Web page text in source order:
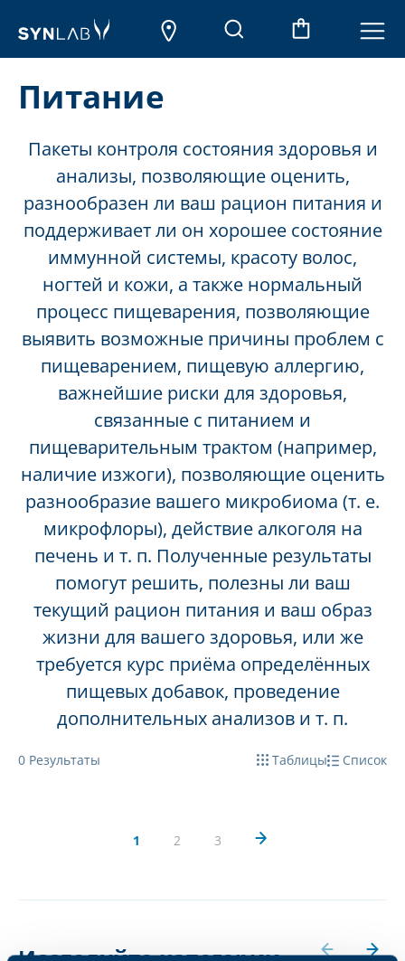
Питание
Пакеты контроля состояния здоровья и
анализы, позволяющие оценить,
разнообразен ли ваш рацион питания и
поддерживает ли он хорошее состояние
иммунной системы, красоту волос,
ногтей и кожи, а также нормальный
процесс пищеварения, позволяющие
выявить возможные причины проблем с
пищеварением, пищевую аллергию,
важнейшие риски для здоровья,
связанные с питанием и
пищеварительным трактом (например,
наличие изжоги), позволяющие оценить
разнообразие вашего микробиома (т. е.
микрофлоры), действие алкоголя на
печень и т. п. Полученные результаты
помогут решить, полезны ли ваш
текущий рацион питания и ваш образ
жизни для вашего здоровья, или же
требуется курс приёма определённых
пищевых добавок, проведение
дополнительных анализов и т. п.
0 Результаты Таблицы Список
1 2 3